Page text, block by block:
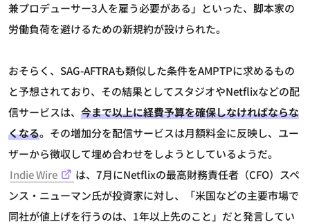
兼プロデューサー3人を雇う必要がある」といった、脚本家の
労働負荷を避けるための新規約が設けられた。
おそらく、SAG-AFTRAも類似した条件をAMPTPに求めるもの
と予想されており、その結果としてスタジオやNetflixなどの配
信サービスは、 今まで以上に経費予算を確保しなければならな
くなる。その増加分を配信サービスは月額料金に反映し、ユー
ザーから徴収して埋め合わせをしようとしているようだ。
Indie Wire
は、7月にNetflixの最高財務責任者（CFO）スペ
ンス・ニューマン氏が投資家に対し、「米国などの主要市場で
同社が値上げを行うのは、1年以上先のこと」だと発言してい